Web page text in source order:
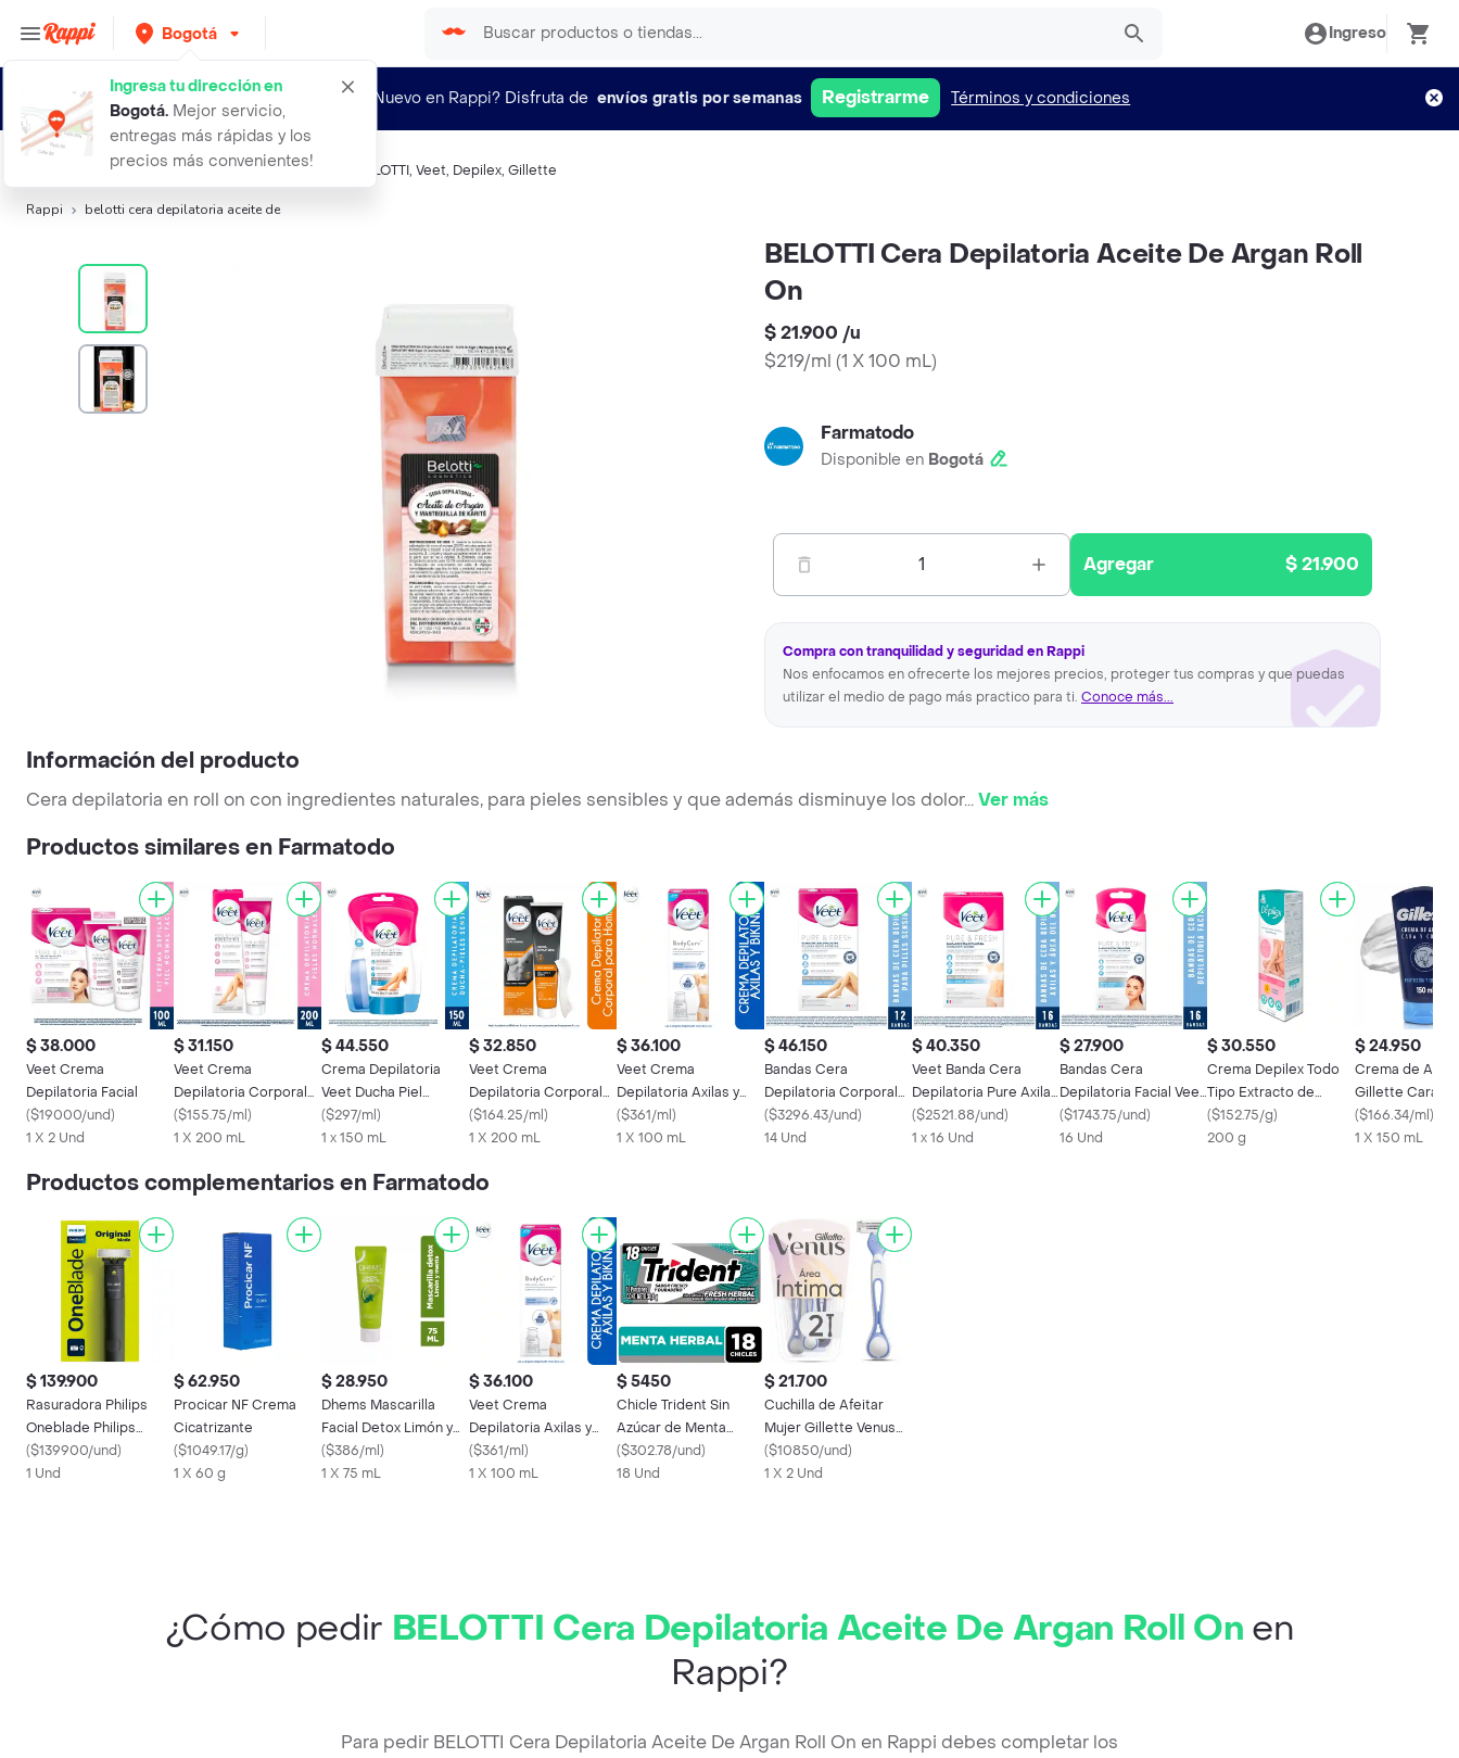
Bogotá
Ingresa tu dirección en
Bogotá. Mejor servicio,
entregas más rápidas y los
precios más convenientes!
Ingreso
¿Nuevo en Rappi? Disfruta de envíos gratis por semanas Registrarme Términos y condiciones
Búsquedas relacionadas:Cremas, ceras y bandas BELOTTI, Veet, Depilex, Gillette
Rappi belotti cera depilatoria aceite de
BELOTTI Cera Depilatoria Aceite De Argan Roll
On
$ 21.900 /u
$219/ml (1 X 100 mL)
Farmatodo
Disponible en Bogotá
1 Agregar $ 21.900
Compra con tranquilidad y seguridad en Rappi
Nos enfocamos en ofrecerte los mejores precios, proteger tus compras y que puedas
utilizar el medio de pago más practico para ti. Conoce más...
Información del producto
Cera depilatoria en roll on con ingredientes naturales, para pieles sensibles y que además disminuye los dolor...Ver más
Productos similares en Farmatodo
$ 38.000
Veet Crema
Depilatoria Facial
($19000/und)
1 X 2 Und
$ 31.150
Veet Crema
Depilatoria Corporal
Pure & Fresh
($155.75/ml)
1 X 200 mL
$ 44.550
Crema Depilatoria
Veet Ducha Piel
Sensible
($297/ml)
1 x 150 mL
$ 32.850
Veet Crema
Depilatoria Corporal
Para Hombre 200 mL
($164.25/ml)
1 X 200 mL
$ 36.100
Veet Crema
Depilatoria Axilas y
Bikini
($361/ml)
1 X 100 mL
$ 46.150
Bandas Cera
Depilatoria Corporal
Veet Pure Piel
Sensible - 12 Bandas
($3296.43/und)
14 Und
$ 40.350
Veet Banda Cera
Depilatoria Pure Axilas
y Bikini Piel Sensible
($2521.88/und)
1 x 16 Und
$ 27.900
Bandas Cera
Depilatoria Facial Veet
Pure Piel Sensible - 16
Bandas
($1743.75/und)
16 Und
$ 30.550
Crema Depilex Todo
Tipo Extracto de
Calendula
($152.75/g)
200 g
$ 24.950
Crema de
Gillette Cara y
150 mL
($166.34/ml)
1 X 150 mL
Productos complementarios en Farmatodo
$ 139.900
Rasuradora Philips
Oneblade Philips
Qp1424/10
($139900/und)
1 Und
$ 62.950
Procicar NF Crema
Cicatrizante
($1049.17/g)
1 X 60 g
$ 28.950
Dhems Mascarilla
Facial Detox Limón y
Menta
($386/ml)
1 X 75 mL
$ 36.100
Veet Crema
Depilatoria Axilas y
Bikini
($361/ml)
1 X 100 mL
$ 5450
Chicle Trident Sin
Azúcar de Menta
Herbal 18 Und
($302.78/und)
18 Und
$ 21.700
Cuchilla de Afeitar
Mujer Gillette Venus
Íntima 2 Und
($10850/und)
1 X 2 Und
¿Cómo pedir BELOTTI Cera Depilatoria Aceite De Argan Roll On en
Rappi?
Para pedir BELOTTI Cera Depilatoria Aceite De Argan Roll On en Rappi debes completar los